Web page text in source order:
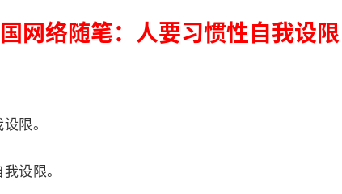
网络随笔：人要习惯性自我设限
限。
设限。